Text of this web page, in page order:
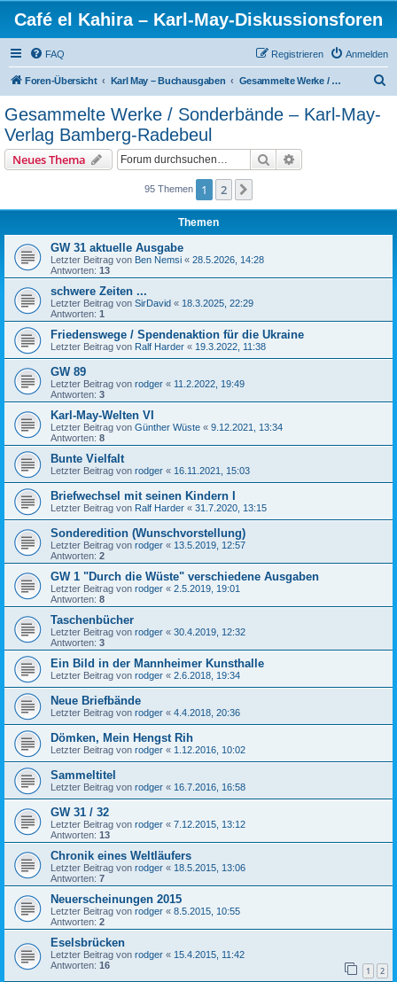
Café el Kahira – Karl-May-Diskussionsforen
FAQ Anmelden
Registrieren
Foren-Übersicht Karl May – Buchausgaben Gesammelte Werke / Sonderbände – Karl-May-Verlag Bamberg-Radebeul
Gesammelte Werke / Sonderbände – Karl-May-
Verlag Bamberg-Radebeul
Neues Thema Suche
95 Themen 1 2
Themen
GW 31 aktuelle Ausgabe
Letzter Beitrag von Ben Nemsi « 28.5.2026, 14:28
Antworten: 13
schwere Zeiten ...
Letzter Beitrag von SirDavid « 18.3.2025, 22:29
Antworten: 1
Friedenswege / Spendenaktion für die Ukraine
Letzter Beitrag von Ralf Harder « 19.3.2022, 11:38
GW 89
Letzter Beitrag von rodger « 11.2.2022, 19:49
Antworten: 3
Karl-May-Welten VI
Letzter Beitrag von Günther Wüste « 9.12.2021, 13:34
Antworten: 8
Bunte Vielfalt
Letzter Beitrag von rodger « 16.11.2021, 15:03
Briefwechsel mit seinen Kindern I
Letzter Beitrag von Ralf Harder « 31.7.2020, 13:15
Sonderedition (Wunschvorstellung)
Letzter Beitrag von rodger « 13.5.2019, 12:57
Antworten: 2
GW 1 "Durch die Wüste" verschiedene Ausgaben
Letzter Beitrag von rodger « 2.5.2019, 19:01
Antworten: 8
Taschenbücher
Letzter Beitrag von rodger « 30.4.2019, 12:32
Antworten: 3
Ein Bild in der Mannheimer Kunsthalle
Letzter Beitrag von rodger « 2.6.2018, 19:34
Neue Briefbände
Letzter Beitrag von rodger « 4.4.2018, 20:36
Dömken, Mein Hengst Rih
Letzter Beitrag von rodger « 1.12.2016, 10:02
Sammeltitel
Letzter Beitrag von rodger « 16.7.2016, 16:58
GW 31 / 32
Letzter Beitrag von rodger « 7.12.2015, 13:12
Antworten: 13
Chronik eines Weltläufers
Letzter Beitrag von rodger « 18.5.2015, 13:06
Antworten: 7
Neuerscheinungen 2015
Letzter Beitrag von rodger « 8.5.2015, 10:55
Antworten: 2
Eselsbrücken
Letzter Beitrag von rodger « 15.4.2015, 11:42
Antworten: 16 1 2